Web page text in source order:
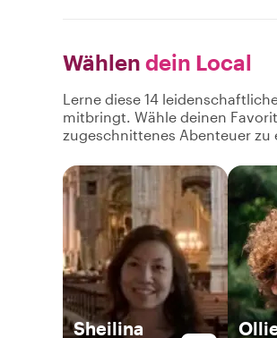
Wählen dein Local
Lerne diese 14
mitbringt. Wähle deinen
zugeschnittenes Abenteuer zu
Sheilina